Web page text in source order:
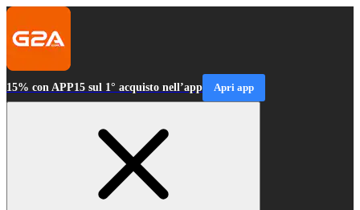
15% con APP15 sul 1° acquisto nell’app Apri app